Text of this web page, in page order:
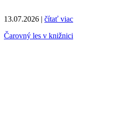
13.07.2026 | čítať viac
Čarovný les v knižnici